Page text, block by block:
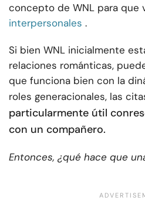
concepto de WNL para que
interpersonales .
Si bien WNL inicialmente
relaciones románticas,
que funciona bien con la
roles generacionales, las
particularmente útil con
con un compañero.
Entonces, ¿qué hace que